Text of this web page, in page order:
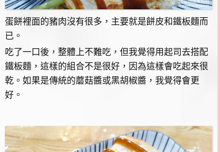
蛋餅裡面的豬肉沒有很多，主要就是餅皮和鐵板麵而
已。
吃了一口後，整體上不難吃，但我覺得用起司去搭配
鐵板麵，這樣的組合不是很好，因為這樣會吃起來很
乾。如果是傳統的蘑菇醬或黑胡椒醬，我覺得會更
好。